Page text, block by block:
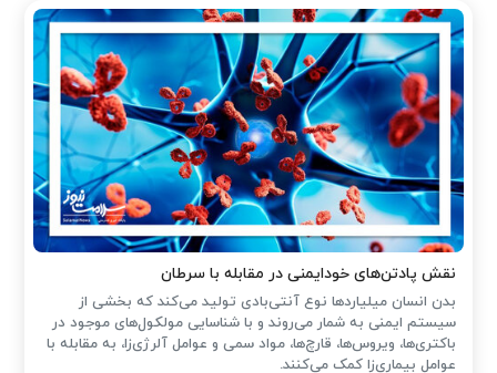
نقش پادتن‌های خودایمنی در مقابله با سرطان
بدن انسان میلیاردها نوع آنتی‌بادی تولید می‌کند که بخشی از
سیستم ایمنی به شمار می‌روند و با شناسایی مولکول‌های موجود در
باکتری‌ها، ویروس‌ها، قارچ‌ها، مواد سمی و عوامل آلرژی‌زا، به مقابله با
عوامل بیماری‌زا کمک می‌کنند.